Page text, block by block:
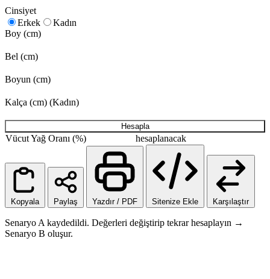
Cinsiyet
Erkek
Kadın
Boy (cm)
Bel (cm)
Boyun (cm)
Kalça (cm) (Kadın)
Hesapla
Vücut Yağ Oranı (%) hesaplanacak
Kopyala Paylaş Yazdır / PDF Sitenize Ekle Karşılaştır
Senaryo A kaydedildi. Değerleri değiştirip tekrar hesaplayın →
Senaryo B oluşur.